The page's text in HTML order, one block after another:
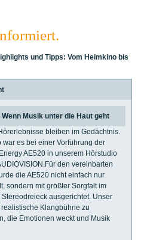
und Tipps: Vom Heimkino bis
Musik unter die Haut geht
bleiben im Gedächtnis.
war es bei einer Vorführung der
AE520 in unserem Hörstudio
den vereinbarten
die AE520 nicht einfach nur
sondern mit größter Sorgfalt im
Stereodreieck ausgerichtet. Unser
Klangbühne zu
die Emotionen weckt und Musik